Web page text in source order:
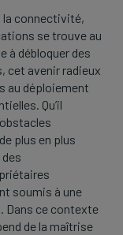
la connectivité,
se trouve au
à débloquer des
cet avenir radieux
au déploiement
Qu’il
plus en plus
soumis à une
Dans ce contexte
de la maîtrise